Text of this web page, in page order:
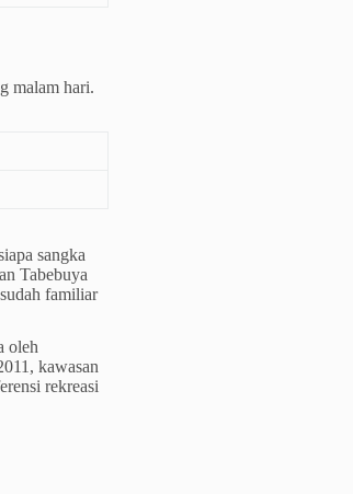
malam hari.
sangka
Tabebuya
familiar
oleh
kawasan
rekreasi